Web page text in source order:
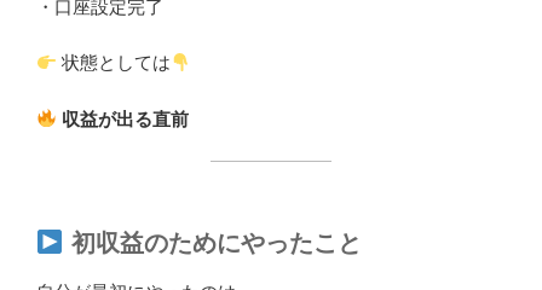
・口座設定完了
状態としては
収益が出る直前
初収益のためにやったこと